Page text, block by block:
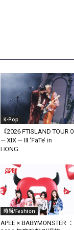
K-Pop
《2026 FTISLAND TOUR 0
— XIX — III ‘FaTe’ in
HONG...
時尚/Fashion
APEE × BABYMONSTER ：